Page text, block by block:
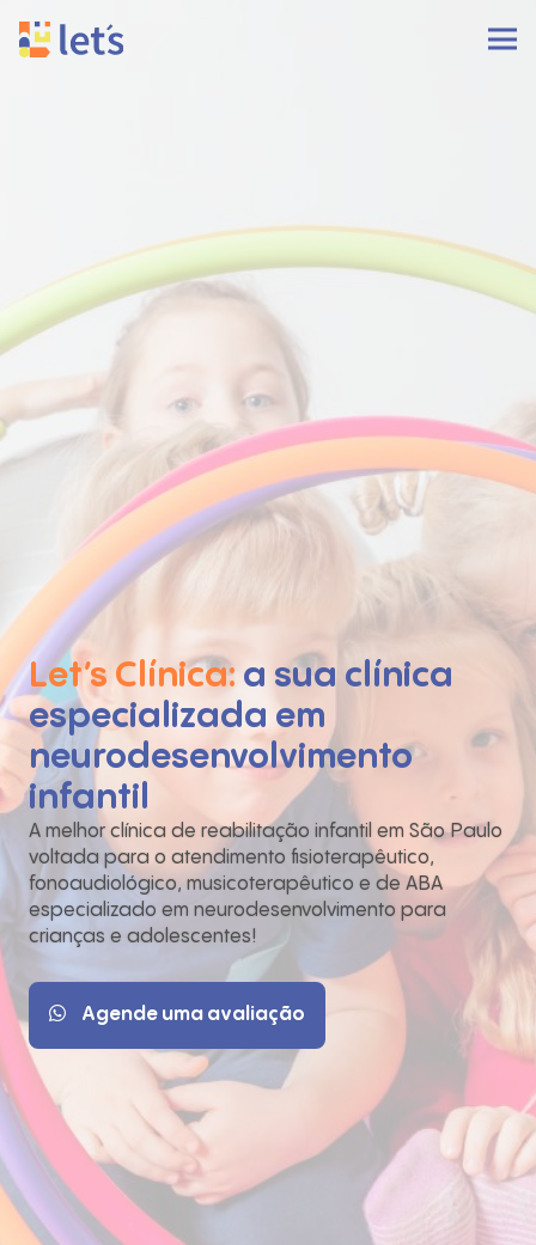
Let’s Clínica: a sua clínica
especializada em
neurodesenvolvimento
infantil
A melhor clínica de reabilitação infantil em São Paulo
voltada para o atendimento fisioterapêutico,
fonoaudiológico, musicoterapêutico e de ABA
especializado em neurodesenvolvimento para
crianças e adolescentes!
Agende uma avaliação